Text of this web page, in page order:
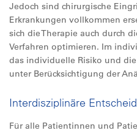
Jedoch sind chirurgische
Erkrankungen vollkommen
sich die Therapie auch durch
Verfahren optimieren. Im
das individuelle Risiko und
unter Berücksichtigung der
Interdisziplinäre
Für alle Patientinnen und